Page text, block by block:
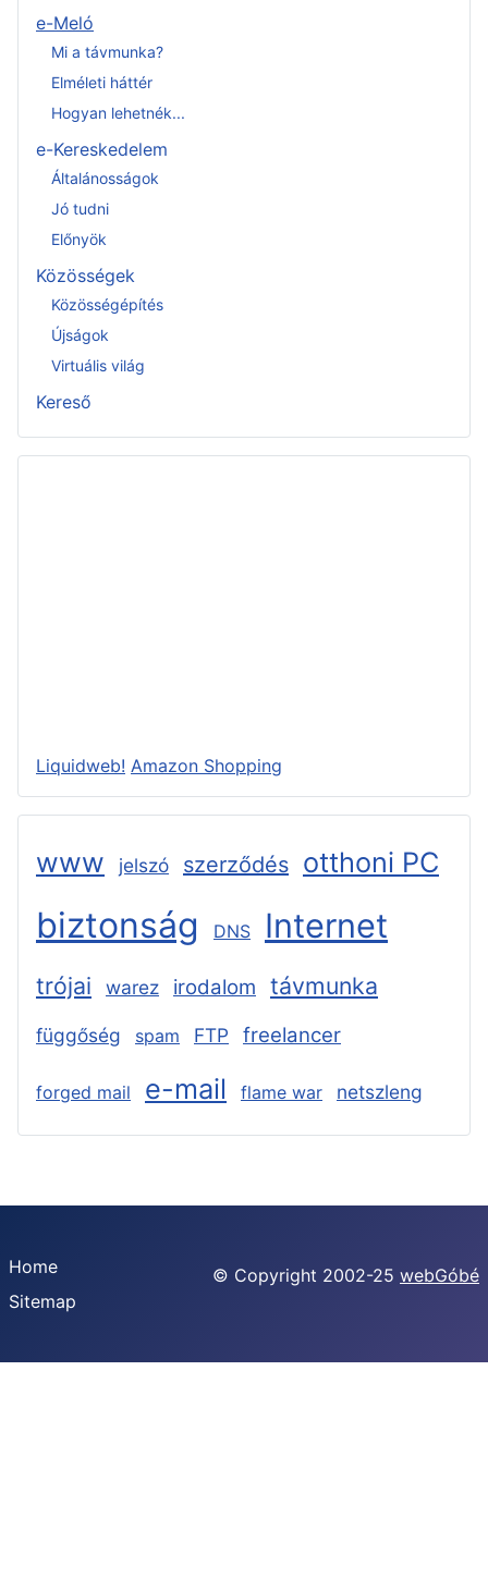
e-Meló
Mi a távmunka?
Elméleti háttér
Hogyan lehetnék...
e-Kereskedelem
Általánosságok
Jó tudni
Előnyök
Közösségek
Közösségépítés
Újságok
Virtuális világ
Kereső
Liquidweb! Amazon Shopping
www jelszó szerződés otthoni PC
biztonság DNS Internet
trójai warez irodalom távmunka
függőség spam FTP freelancer
forged mail e-mail flame war netszleng
Home
Sitemap
© Copyright 2002-25 webGóbé